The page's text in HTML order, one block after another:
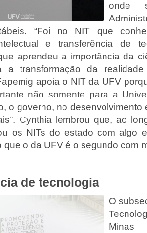
onde
“Foi no NIT que
e transferência de
aprendeu a importância da
a transformação da
apoia o NIT da UFV
não somente para a
o governo, no desenvolvimento
Cynthia lembrou que, ao
os NITs do estado com algo
que o da UFV é o segundo com
de tecnologia
O
Minas